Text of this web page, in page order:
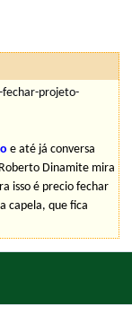
projeto-
e até já conversa
Dinamite mira
isso é precio fechar
capela, que fica